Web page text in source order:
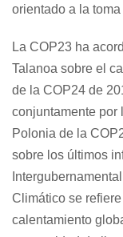
orientado a la
La COP23 ha
Talanoa sobre el
de la COP24 de
conjuntamente por
Polonia de la
sobre los últimos
Climático se
calentamiento